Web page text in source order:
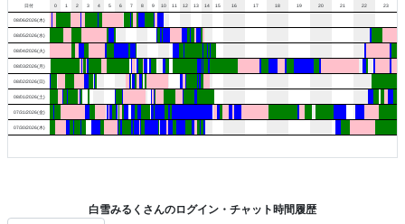
🍼激しめSM（スパンキング、首締め💕）
🍼グロリョナスカ系（2ショ必須）
🍼赤ちゃんみたいに保育士に甘えたい
🍼滅茶苦茶にしてやりたい
🍼連続イキ、脳イキさせたい
日付 0 1 2 3 4 5 6 7 8 9 10 11 12 13 14 15 16 17 18 19 20 21 22 23
08/06/2026(木)
08/05/2026(水)
08/04/2026(火)
08/03/2026(月)
08/02/2026(日)
08/01/2026(土)
07/31/2026(金)
07/30/2026(木)
白雪みるくさんのログイン・チャット時間履歴